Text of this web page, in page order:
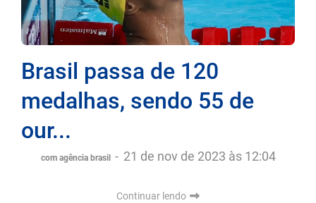
Brasil passa de 120
medalhas, sendo 55 de
our...
com agência brasil - 21 de nov de 2023 às 12:04
Continuar lendo